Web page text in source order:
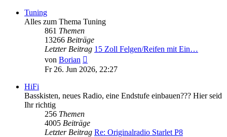
Tuning
Alles zum Thema Tuning
861 Themen
13266 Beiträge
Letzter Beitrag 15 Zoll Felgen/Reifen mit Ein…
von Borian
Beitrag
Fr 26. Jun 2026, 22:27
HiFi
Basskisten, neues Radio, eine Endstufe einbauen??? Hier seid
Ihr richtig
256 Themen
4005 Beiträge
Letzter Beitrag Re: Originalradio Starlet P8